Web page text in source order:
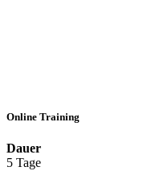
Online Training
Dauer
5 Tage